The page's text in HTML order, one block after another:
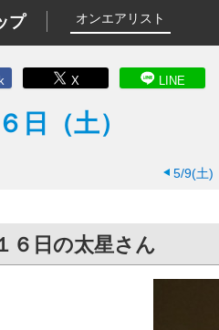
プ オンエアリスト
X LINE
日（土）
5/9(土)
６日の太星さん